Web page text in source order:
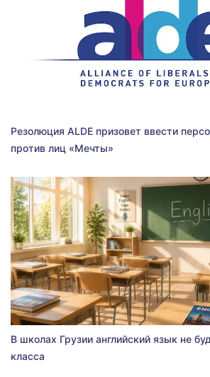
Резолюция ALDE призовет ввести
против лиц «Мечты»
В школах Грузии английский язык не
класса